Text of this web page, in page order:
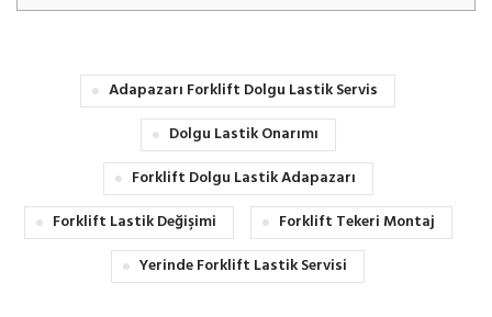
Adapazarı Forklift Dolgu Lastik Servis
Dolgu Lastik Onarımı
Forklift Dolgu Lastik Adapazarı
Forklift Lastik Değişimi
Forklift Tekeri Montaj
Yerinde Forklift Lastik Servisi